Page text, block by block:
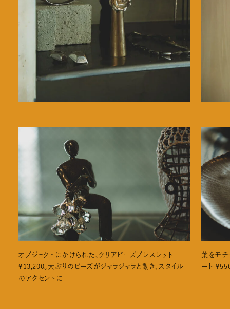
オブジェクトにかけられた、クリアビーズブレスレット
¥13,200。大ぶりのビーズがジャラジャラと動き、スタイル
のアクセントに
葉をモチ
ート